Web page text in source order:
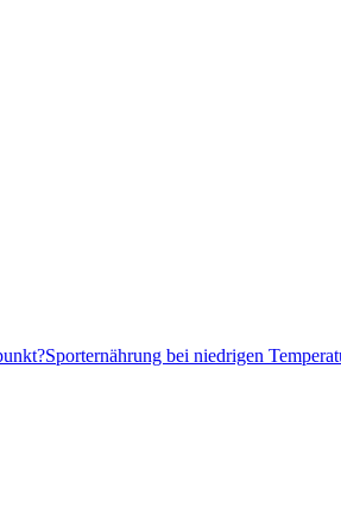
Sporternährung bei niedrigen